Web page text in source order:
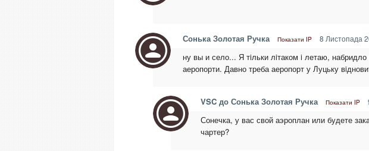
Сонька Золотая Ручка Показати IP 8 Листопада
ну вы и село... Я тiльки лiтаком i летаю,
аеропорти. Давно треба аеропорт у Луцьку
VSC до Сонька Золотая Ручка Показати IP
Сонечка, у вас свой аэроплан или будете
чартер?